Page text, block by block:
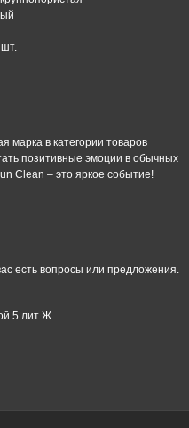
марка в категории товаров
позитивные эмоции в обычных
Clean – это яркое событие!
есть вопросы или предложения.
5 лит Ж.